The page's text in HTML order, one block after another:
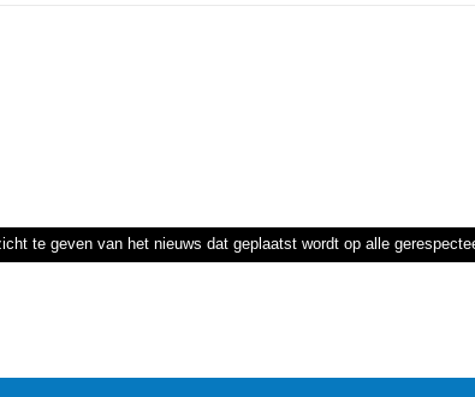
te geven van het nieuws dat geplaatst wordt op alle